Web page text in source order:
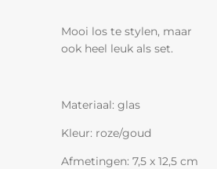
Mooi los te stylen, maar
ook heel leuk als set.
Materiaal: glas
Kleur: roze/goud
Afmetingen: 7,5 x 12,5 cm